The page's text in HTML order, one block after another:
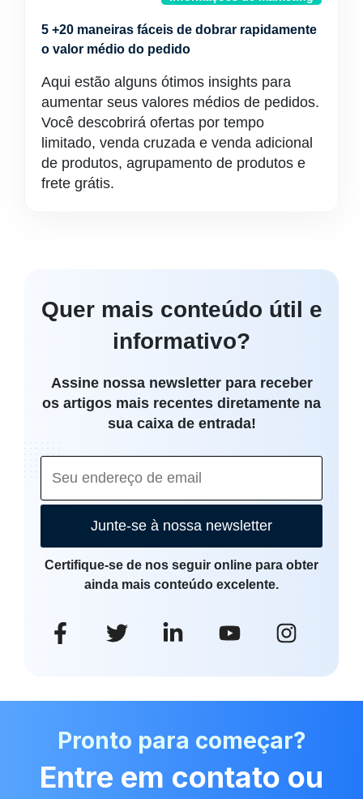
5 +20 maneiras fáceis de dobrar rapidamente
o valor médio do pedido
Aqui estão alguns ótimos insights para
aumentar seus valores médios de pedidos.
Você descobrirá ofertas por tempo
limitado, venda cruzada e venda adicional
de produtos, agrupamento de produtos e
frete grátis.
Quer mais conteúdo útil e
informativo?
Assine nossa newsletter para receber
os artigos mais recentes diretamente na
sua caixa de entrada!
Junte-se à nossa newsletter
Certifique-se de nos seguir online para obter
ainda mais conteúdo excelente.
Pronto para começar?
Entre em contato ou